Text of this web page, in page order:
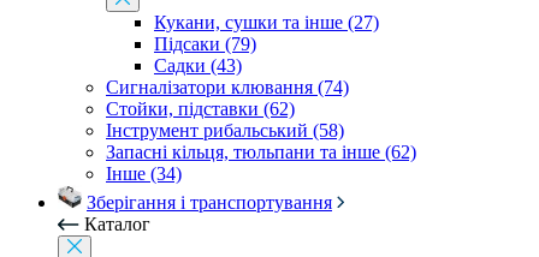
Кукани, сушки та інше (27)
Підсаки (79)
Садки (43)
Сигналізатори клювання (74)
Стойки, підставки (62)
Інструмент рибальський (58)
Запасні кільця, тюльпани та інше (62)
Інше (34)
Зберігання і транспортування
Каталог